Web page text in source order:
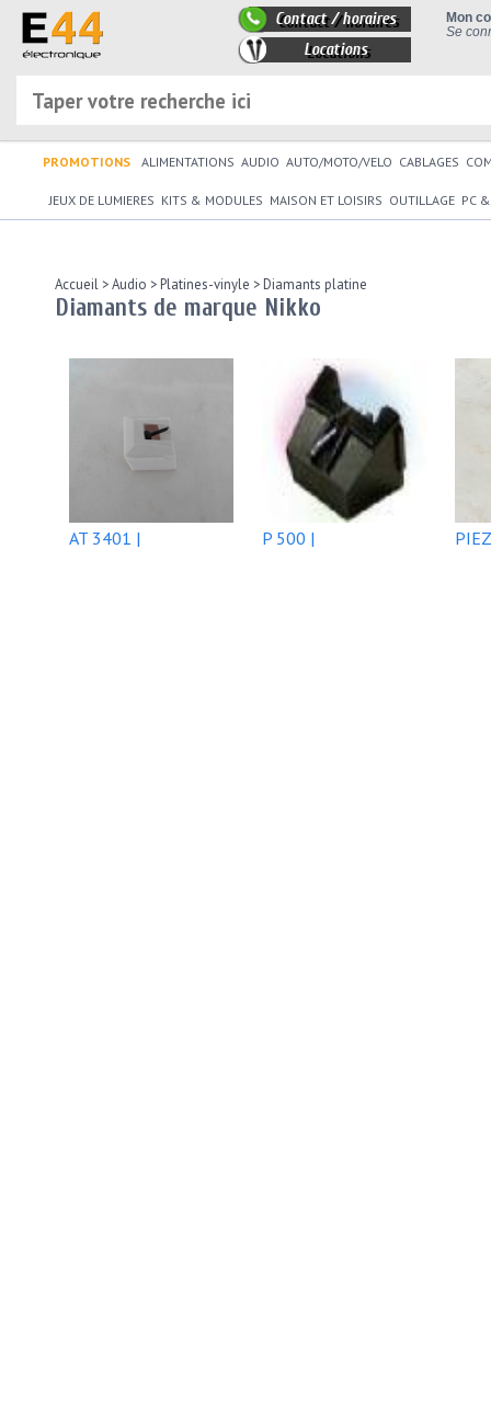
Mon
Se
Contact / horaires
Locations
PROMOTIONS ALIMENTATIONS AUDIO AUTO/MOTO/VELO CABLAGES
JEUX DE LUMIERES KITS & MODULES MAISON ET LOISIRS OUTILLAGE PC
Accueil >Audio >Platines-vinyle >Diamants platine
Diamants de marque Nikko
AT 3401 | P 500 |